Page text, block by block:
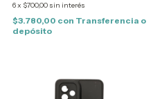
6x $700,00 sin interés
$3.780,00 con Transferencia o
depósito